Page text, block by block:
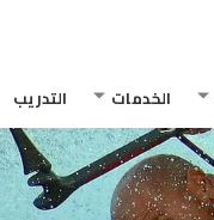
الخدمات التدريب